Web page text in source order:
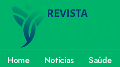
Home Notícias Saúde